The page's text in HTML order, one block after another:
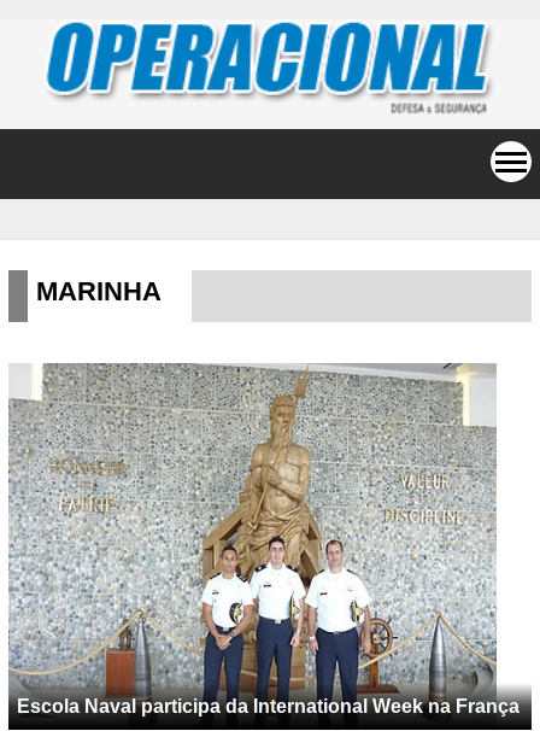
MARINHA
Escola Naval participa da International Week na França